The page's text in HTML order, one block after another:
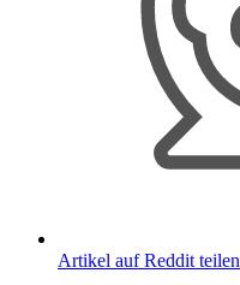
Artikel auf Reddit teilen